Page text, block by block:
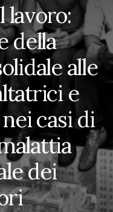
lavoro:
della
alle
e
casi di
dei